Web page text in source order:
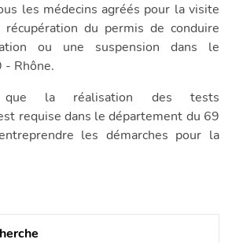
suite à invalidation
professionnel
les médecins agréés pour la visite
du permis de conduire
ou une suspension dans le
- Rhône.
que la réalisation des tests
requise dans le département du 69
les démarches pour la